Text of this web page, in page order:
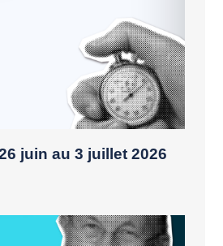
juin au 3 juillet 2026